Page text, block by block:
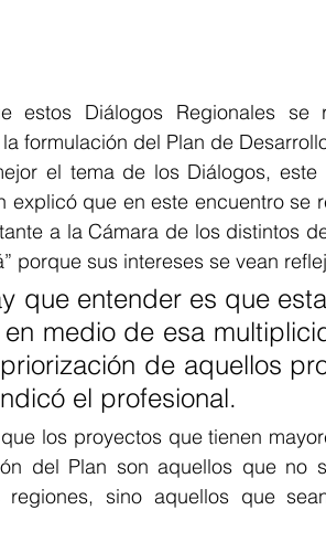
estos Diálogos Regionales
formulación del Plan de
el tema de los Diálogos,
explicó que en este encuentro
a la Cámara de los distintos
porque sus intereses se vean
que entender es que
medio de esa
de aquellos
el profesional.
los proyectos que tienen
del Plan son aquellos que no
sino aquellos que